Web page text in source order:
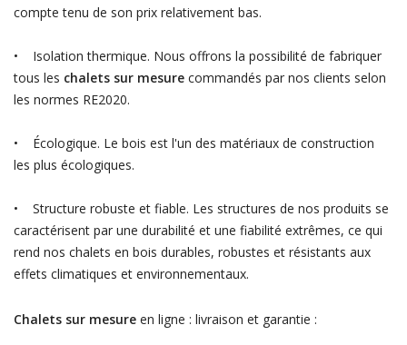
compte tenu de son prix relativement bas.
• Isolation thermique. Nous offrons la possibilité de fabriquer
tous les chalets sur mesurecommandés par nos clients selon
les normes RE2020.
• Écologique. Le bois est l'un des matériaux de construction
les plus écologiques.
• Structure robuste et fiable. Les structures de nos produits se
caractérisent par une durabilité et une fiabilité extrêmes, ce qui
rend nos chalets en bois durables, robustes et résistants aux
effets climatiques et environnementaux.
Chalets sur mesureen ligne : livraison et garantie :